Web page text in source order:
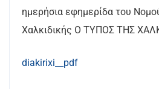
ημερήσια εφημερίδα του
Χαλκιδικής Ο ΤΥΠΟΣ ΤΗΣ
diakirixi__pdf